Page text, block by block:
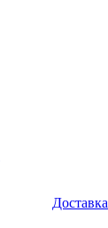
Доставка